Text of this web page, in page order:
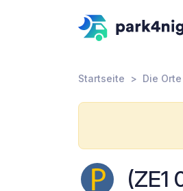
Startseite Die Orte
(ZE1